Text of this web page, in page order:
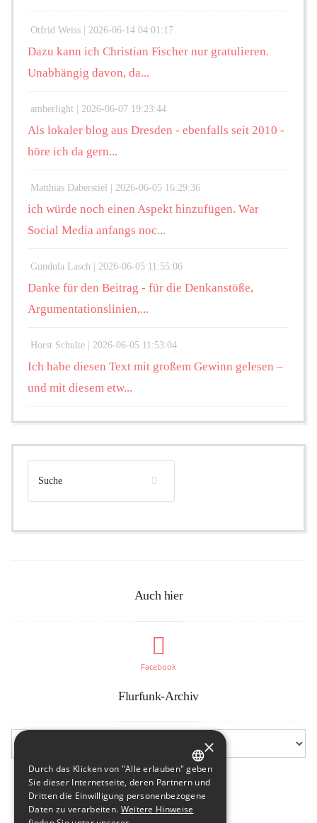
Otfrid Weiss | 2026-06-14 04:01:17
Dazu kann ich Christian Fischer nur gratulieren.
Unabhängig davon, da...
amberlight | 2026-06-07 19:23:44
Als lokaler blog aus Dresden - ebenfalls seit 2010 -
höre ich da gern...
Matthias Daberstiel | 2026-06-05 16:29:36
ich würde noch einen Aspekt hinzufügen. War
Social Media anfangs noc...
Gundula Lasch | 2026-06-05 11:55:06
Danke für den Beitrag - für die Denkanstöße,
Argumentationslinien,...
Horst Schulte | 2026-06-05 11:53:04
Ich habe diesen Text mit großem Gewinn gelesen –
und mit diesem etw...
Auch hier
Facebook
Flurfunk-Archiv
GERMAN
ENGLISH
×
Durch das Klicken von "Alle erlauben" geben
Sie dieser Internetseite, deren Partnern und
Dritten die Einwilligung personenbezogene
Daten zu verarbeiten. Weitere Hinweise